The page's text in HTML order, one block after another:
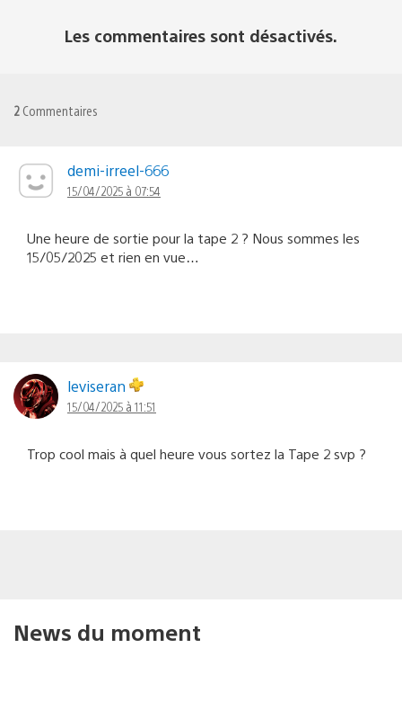
Les commentaires sont désactivés.
2 Commentaires
demi-irreel-666
15/04/2025 à 07:54
Une heure de sortie pour la tape 2 ? Nous sommes les
15/05/2025 et rien en vue…
leviseran
15/04/2025 à 11:51
Trop cool mais à quel heure vous sortez la Tape 2 svp ?
News du moment